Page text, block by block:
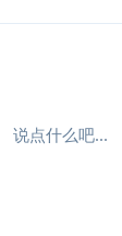
说点什么吧...